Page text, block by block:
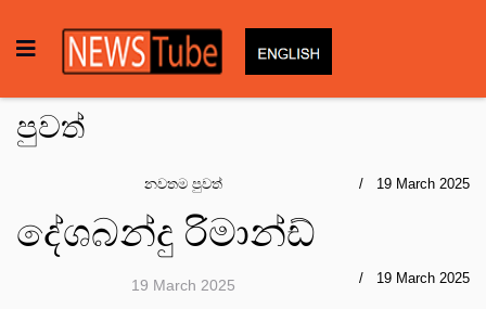
පුවත්
නවතම පුවත් 19 March 2025
දේශබන්දු රිමාන්ඩ්
19 March 2025 19 March 2025